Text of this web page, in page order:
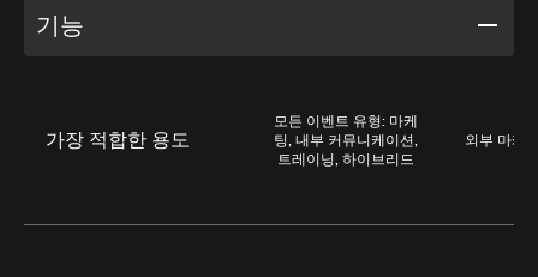
기능
가장 적합한 용도
모든 이벤트 유형: 마케
팅, 내부 커뮤니케이션,
트레이닝, 하이브리드
외부 마케